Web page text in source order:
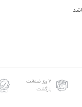
۷ روز ضمانت
بازگشت